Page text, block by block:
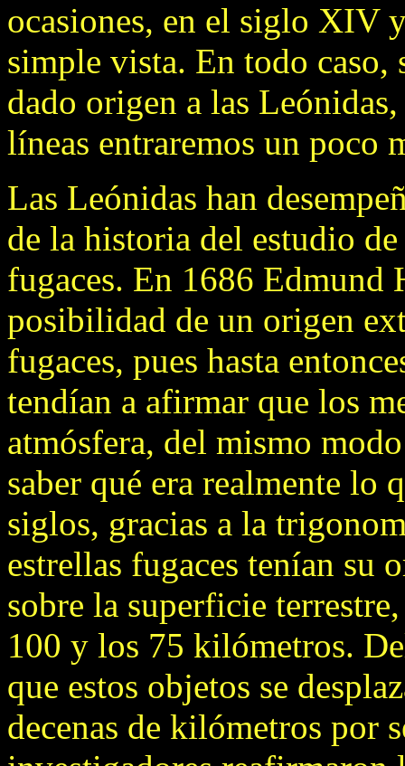
ocasiones, en el siglo XIV
simple vista. En todo caso,
dado origen a las
líneas entraremos un poco
Las Leónidas han
de la historia del estudio
fugaces. En 1686 Edmund
posibilidad de un origen
fugaces, pues hasta
tendían a afirmar que los
atmósfera, del mismo
saber qué era realmente lo
siglos, gracias a la
estrellas fugaces tenían su
sobre la superficie
100 y los 75 kilómetros.
que estos objetos se
decenas de kilómetros por